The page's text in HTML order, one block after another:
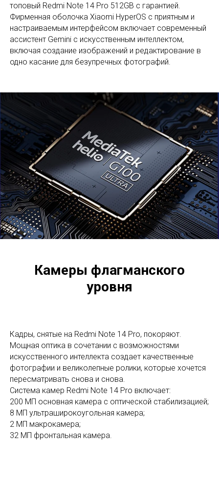
топовый Redmi Note 14 Pro 512GB с гарантией.
Фирменная оболочка Xiaomi HyperOS с приятным и
настраиваемым интерфейсом включает современный
ассистент Gemini с искусственным интеллектом,
включая создание изображений и редактирование в
одно касание для безупречных фотографий.
Камеры флагманского
уровня
Кадры, снятые на Redmi Note 14 Pro, покоряют.
Мощная оптика в сочетании с возможностями
искусственного интеллекта создает качественные
фотографии и великолепные ролики, которые хочется
пересматривать снова и снова.
Система камер Redmi Note 14 Pro включает:
200 МП основная камера с оптической стабилизацией;
8 МП ультраширокоугольная камера;
2 МП макрокамера;
32 МП фронтальная камера.